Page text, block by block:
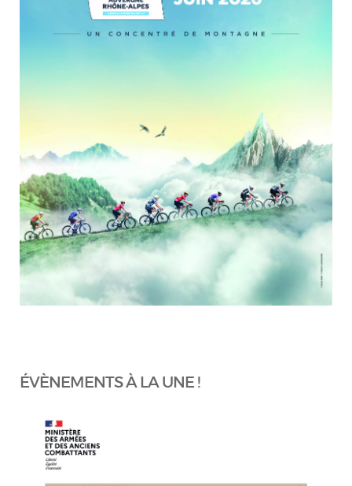
ÉVÈNEMENTS À LA UNE !